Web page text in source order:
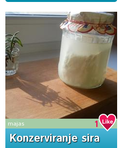
majas 1
Konzerviranje sira